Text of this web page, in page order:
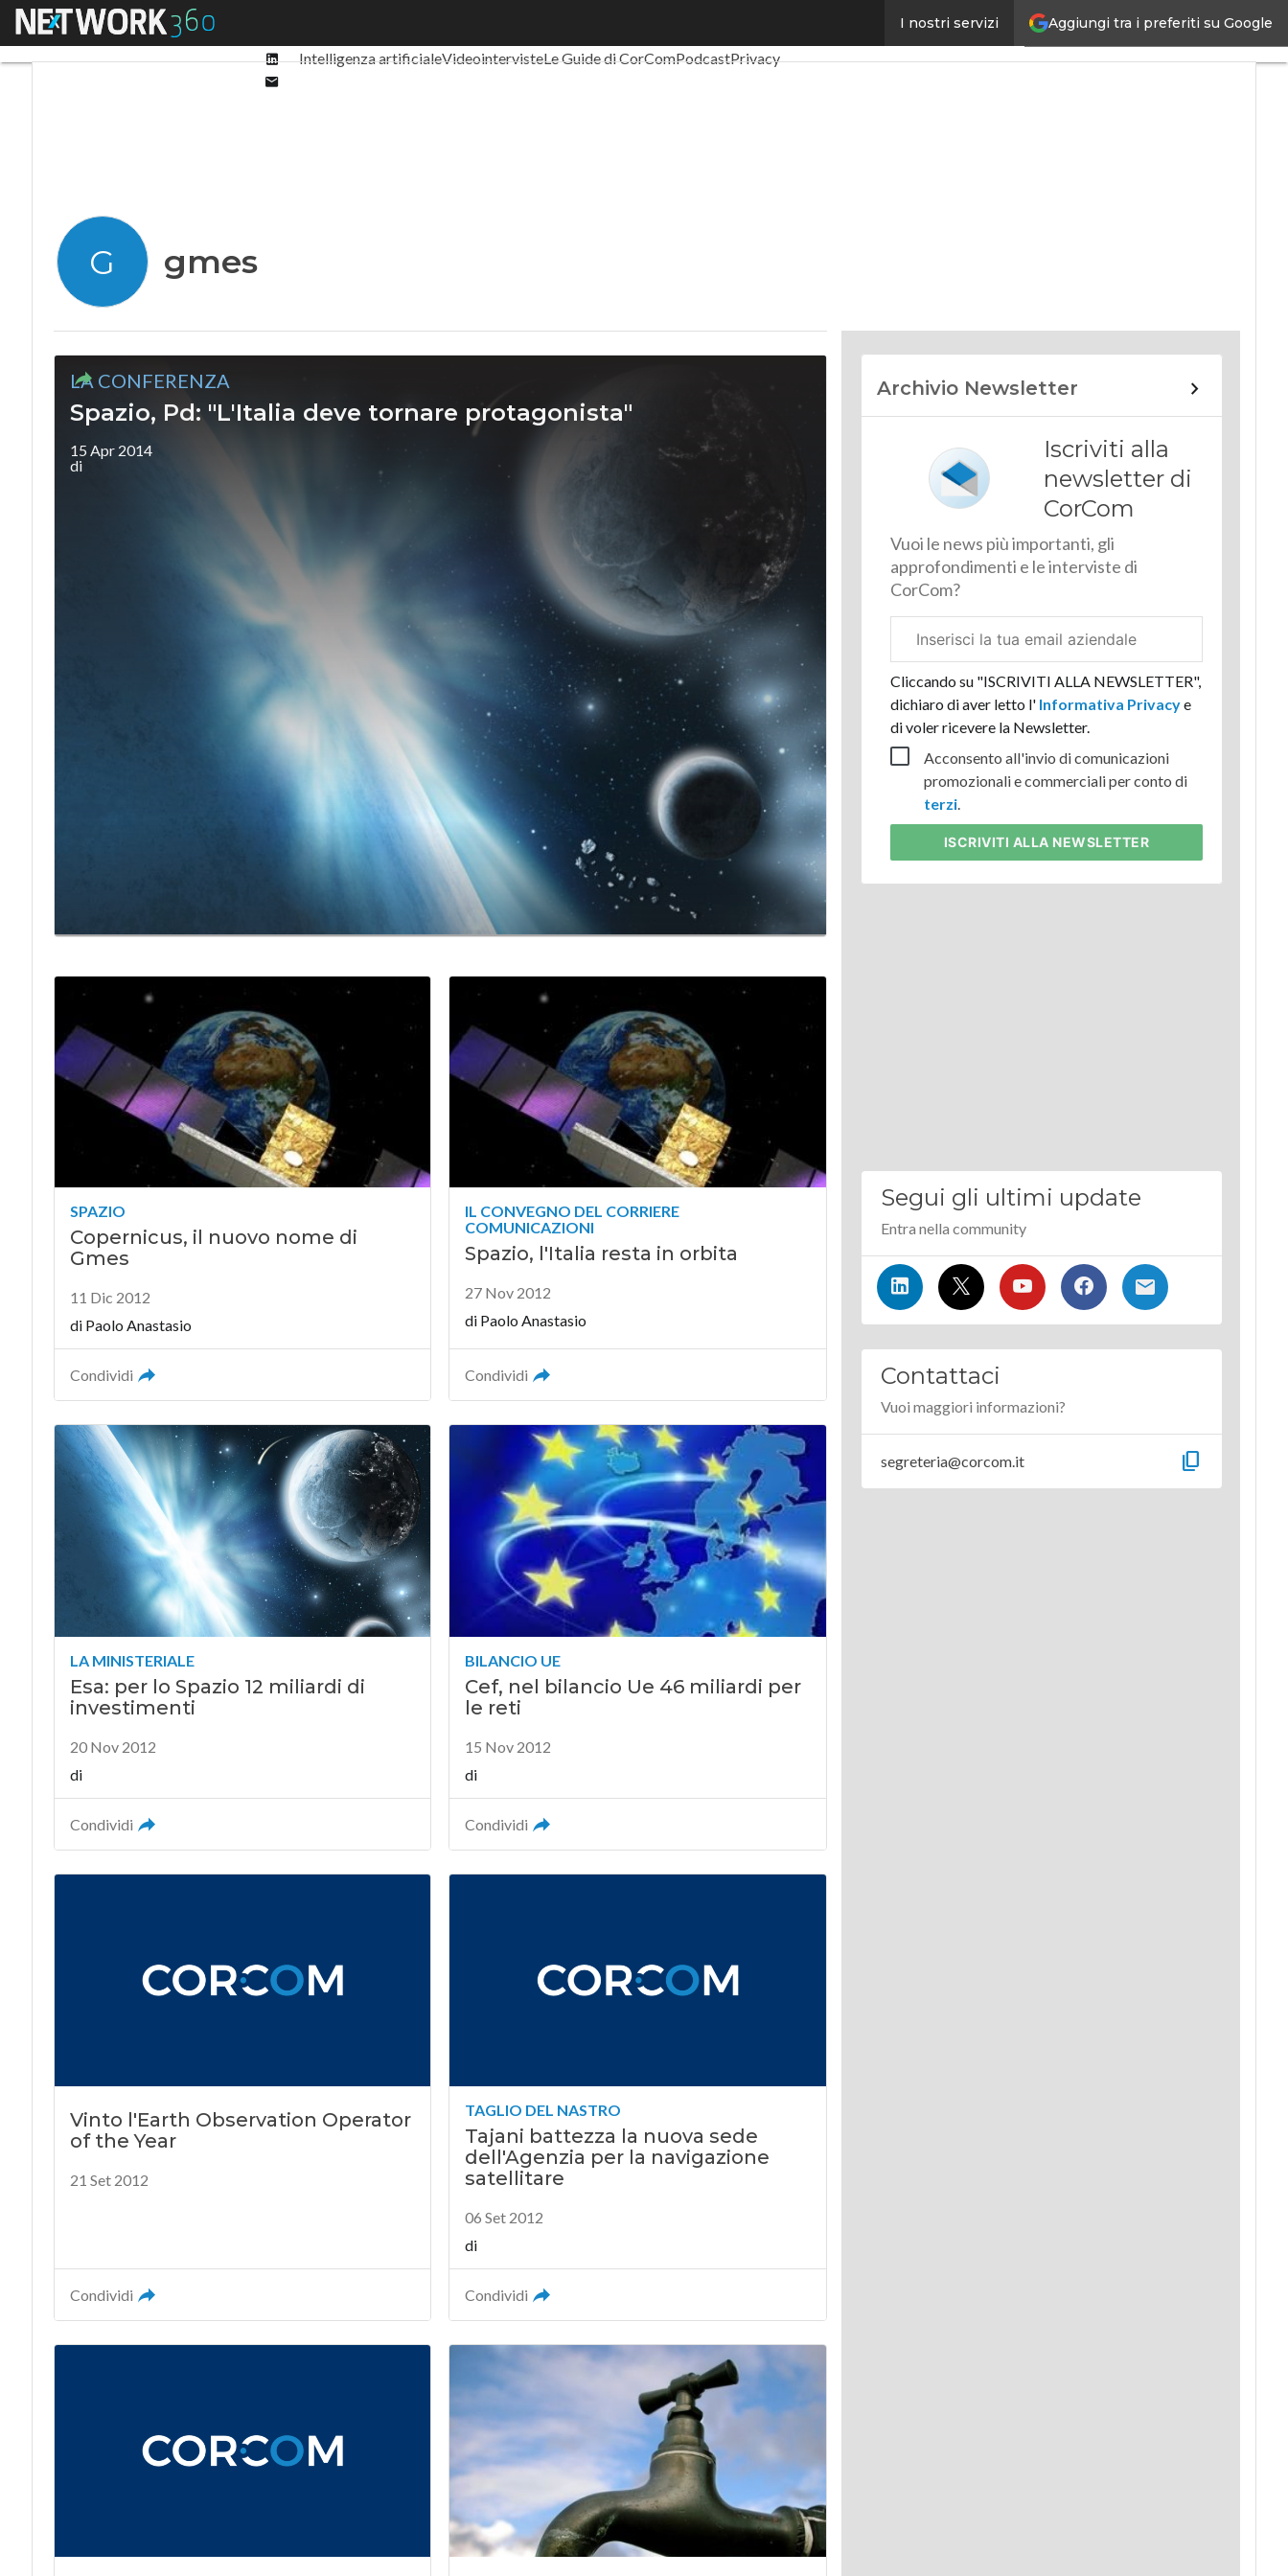
Aggiungi tra i preferiti su Google
I nostri servizi
Menu
Linkedin
Intelligenza artificialeVideointervisteLe Guide di CorComPodcastPrivacy
G gmes
LA CONFERENZA
Spazio, Pd: "L'Italia deve tornare protagonista"
15 Apr 2014
di
SPAZIO
Copernicus, il nuovo nome di
Gmes
11 Dic 2012
di Paolo Anastasio
Condividi
IL CONVEGNO DEL CORRIERE
COMUNICAZIONI
Spazio, l'Italia resta in orbita
27 Nov 2012
di Paolo Anastasio
Condividi
LA MINISTERIALE
Esa: per lo Spazio 12 miliardi di
investimenti
20 Nov 2012
di
Condividi
BILANCIO UE
Cef, nel bilancio Ue 46 miliardi per
le reti
15 Nov 2012
di
Condividi
Vinto l'Earth Observation Operator
of the Year
21 Set 2012
Condividi
TAGLIO DEL NASTRO
Tajani battezza la nuova sede
dell'Agenzia per la navigazione
satellitare
06 Set 2012
di
Condividi
Archivio Newsletter
Iscriviti alla
newsletter di
CorCom
Vuoi le news più importanti, gli
approfondimenti e le interviste di
CorCom?
aziendale
Cliccando su "ISCRIVITI ALLA NEWSLETTER",
dichiaro di aver letto l'Informativa Privacye
di voler ricevere la Newsletter.
Acconsento all'invio di comunicazioni
promozionali e commerciali per conto di
terzi.
ISCRIVITI ALLA NEWSLETTER
Segui gli ultimi update
Entra nella community
Contattaci
Vuoi maggiori informazioni?
segreteria@corcom.it content_copy